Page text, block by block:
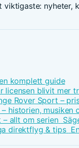
viktigaste: nyheter,
komplett guide
Rover Sport –
historien, musiken
– allt om serien
direktflyg & tips